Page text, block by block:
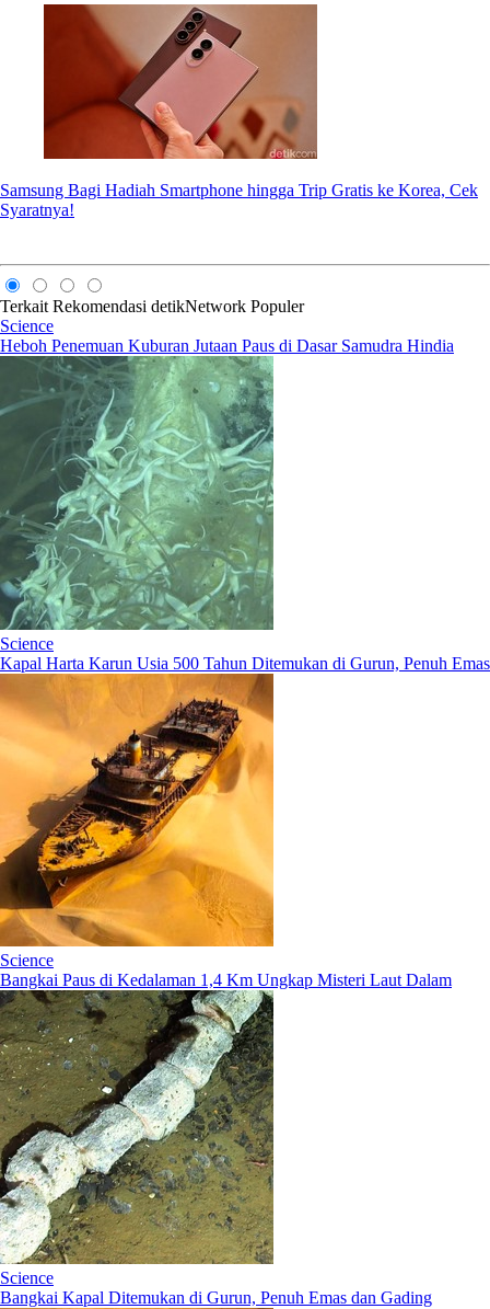
Samsung Bagi Hadiah Smartphone hingga Trip Gratis ke Korea, Cek
Syaratnya!
Terkait Rekomendasi detikNetwork Populer
Science
Heboh Penemuan Kuburan Jutaan Paus di Dasar Samudra Hindia
Science
Kapal Harta Karun Usia 500 Tahun Ditemukan di Gurun, Penuh Emas
Science
Bangkai Paus di Kedalaman 1,4 Km Ungkap Misteri Laut Dalam
Science
Bangkai Kapal Ditemukan di Gurun, Penuh Emas dan Gading